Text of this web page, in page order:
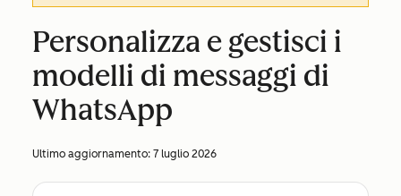
Personalizza e gestisci i
modelli di messaggi di
WhatsApp
Ultimo aggiornamento: 7 luglio 2026